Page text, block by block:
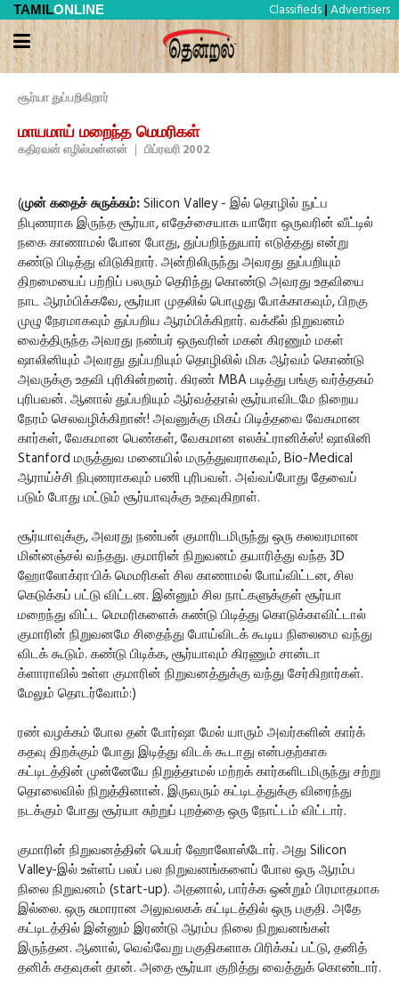
TAMILONLINE Classifieds | Advertisers
சூர்யா துப்பறிகிறார்
மாயமாய் மறைந்த மெமரிகள்
கதிரவன் எழில்மன்னன் | பிப்ரவரி 2002
(முன் கதைச் சுருக்கம்:Silicon Valley - இல் தொழில் நுட்ப
நிபுணராக இருந்த சூர்யா, எதேச்சையாக யாரோ ஒருவரின் வீட்டில்
நகை காணாமல் போன போது, துப்பறிந்துயார் எடுத்தது என்று
கண்டு பிடித்து விடுகிறார். அன்றிலிருந்து அவரது துப்பறியும்
திறமையைப் பற்றிப் பலரும் தெரிந்து கொண்டு அவரது உதவியை
நாட ஆரம்பிக்கவே, சூர்யா முதலில் பொழுது போக்காகவும், பிறகு
முழு நேரமாகவும் துப்பறிய ஆரம்பிக்கிறார். வக்கீல் நிறுவனம்
வைத்திருந்த அவரது நண்பர் ஒருவரின் மகன் கிரணும் மகள்
ஷாலினியும் அவரது துப்பறியும் தொழிலில் மிக ஆர்வம் கொண்டு
அவருக்கு உதவி புரிகின்றனர். கிரண் MBA படித்து பங்கு வர்த்தகம்
புரிபவன். ஆனால் துப்பறியும் ஆர்வத்தால் சூர்யாவிடமே நிறைய
நேரம் செலவழிக்கிறான்! அவனுக்கு மிகப் பிடித்தவை வேகமான
கார்கள், வேகமான பெண்கள், வேகமான எலக்ட்ரானிக்ஸ்! ஷாலினி
Stanford மருத்துவ மனையில் மருத்துவராகவும், Bio-Medical
ஆராய்ச்சி நிபுணராகவும் பணி புரிபவள். அவ்வப்போது தேவைப்
படும் போது மட்டும் சூர்யாவுக்கு உதவுகிறாள்.
சூர்யாவுக்கு, அவரது நண்பன் குமாரிடமிருந்து ஒரு கலவரமான
மின்னஞ்சல் வந்தது. குமாரின் நிறுவனம் தயாரித்து வந்த 3D
ஹோலோக்ரா·பிக் மெமரிகள் சில காணாமல் போய்விட்டன, சில
கெடுக்கப் பட்டு விட்டன. இன்னும் சில நாட்களுக்குள் சூர்யா
மறைந்து விட்ட மெமரிகளைக் கண்டு பிடித்து கொடுக்காவிட்டால்
குமாரின் நிறுவனமே சிதைந்து போய்விடக் கூடிய நிலைமை வந்து
விடக் கூடும். கண்டு பிடிக்க, சூர்யாவும் கிரணும் சான்டா
க்ளாராவில் உள்ள குமாரின் நிறுவனத்துக்கு வந்து சேர்கிறார்கள்.
மேலும் தொடர்வோம்:)
ரண் வழக்கம் போல தன் போர்ஷா மேல் யாரும் அவர்களின் கார்க்
கதவு திறக்கும் போது இடித்து விடக் கூடாது என்பதற்காக
கட்டிடத்தின் முன்னேயே நிறுத்தாமல் மற்றக் கார்களிடமிருந்து சற்று
தொலைவில் நிறுத்தினான். இருவரும் கட்டிடத்துக்கு விரைந்து
நடக்கும் போது சூர்யா சுற்றுப் புறத்தை ஒரு நோட்டம் விட்டார்.
குமாரின் நிறுவனத்தின் பெயர் ஹோலோஸ்டோர். அது Silicon
Valley-இல் உள்ளப் பலப் பல நிறுவனங்களைப் போல ஒரு ஆரம்ப
நிலை நிறுவனம் (start-up). அதனால், பார்க்க ஒன்றும் பிரமாதமாக
இல்லை. ஒரு சுமாரான அலுவலகக் கட்டிடத்தில் ஒரு பகுதி. அதே
கட்டிடத்தில் இன்னும் இரண்டு ஆரம்ப நிலை நிறுவனங்கள்
இருந்தன. ஆனால், வெவ்வேறு பகுதிகளாக பிரிக்கப் பட்டு, தனித்
தனிக் கதவுகள் தான். அதை சூர்யா குறித்து வைத்துக் கொண்டார்.